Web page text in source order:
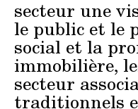
secteur une
le public et le
social et la
immobilière,
secteur
traditionnels